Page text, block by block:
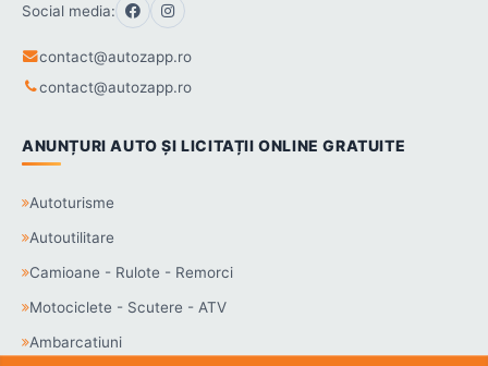
Social media:
contact@autozapp.ro
contact@autozapp.ro
ANUNȚURI AUTO ȘI LICITAȚII ONLINE GRATUITE
Autoturisme
Autoutilitare
Camioane - Rulote - Remorci
Motociclete - Scutere - ATV
Ambarcatiuni